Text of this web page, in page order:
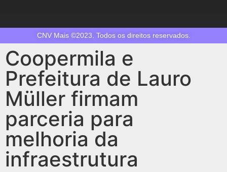
CNV Mais ©2023. Todos os direitos reservados.
Coopermila e
Prefeitura de Lauro
Müller firmam
parceria para
melhoria da
infraestrutura